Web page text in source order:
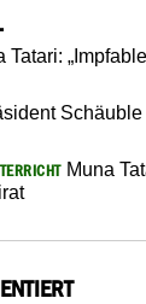
Tatari:
Muna